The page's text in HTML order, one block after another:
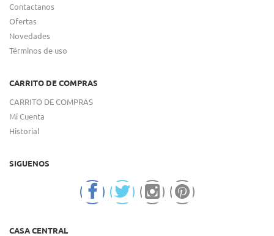
Contactanos
Ofertas
Novedades
Términos de uso
CARRITO DE COMPRAS
CARRITO DE COMPRAS
Mi Cuenta
Historial
SIGUENOS
CASA CENTRAL